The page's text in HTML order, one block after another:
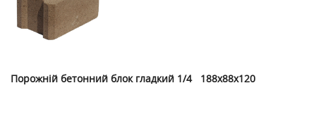
Порожній бетонний блок гладкий 1/4 188х88х120